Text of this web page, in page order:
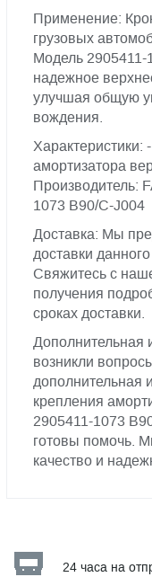
Применение:
грузовых
Модель 2905411-
надежное
улучшая общую
вождения.
амортизатора
Производитель:
1073 B90/C-J004
Доставка: Мы
доставки
Свяжитесь с
получения
сроках доставки.
Дополнительная
возникли
дополнительная
крепления
2905411-1073
готовы помочь.
качество и
24 часа на